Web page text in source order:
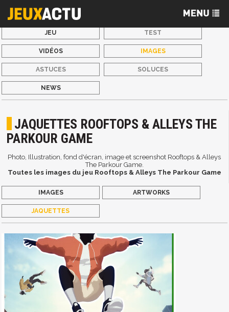
JEU TEST
VIDÉOS IMAGES
ASTUCES SOLUCES
NEWS
JAQUETTES ROOFTOPS & ALLEYS THE
PARKOUR GAME
Photo, Illustration, fond d'écran, image et screenshot Rooftops & Alleys
The Parkour Game.
Toutes les images du jeu Rooftops & Alleys The Parkour Game
IMAGES ARTWORKS
JAQUETTES